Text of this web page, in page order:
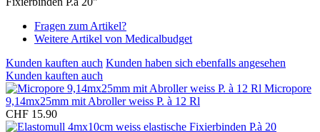
Fragen zum Artikel?
Weitere Artikel von Medicalbudget
Kunden kauften auch Kunden haben sich ebenfalls angesehen
Kunden kauften auch
Micropore
9,14mx25mm mit Abroller weiss P. à 12 Rl
CHF 15.90